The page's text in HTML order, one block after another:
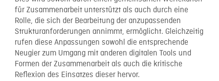
für Zusammenarbeit unterstützt als auch durch eine
Rolle, die sich der Bearbeitung der anzupassenden
Strukturanforderungen annimmt, ermöglicht. Gleichzeitig
rufen diese Anpassungen sowohl die entsprechende
Neugier zum Umgang mit anderen digitalen Tools und
Formen der Zusammenarbeit als auch die kritische
Reflexion des Einsatzes dieser hervor.